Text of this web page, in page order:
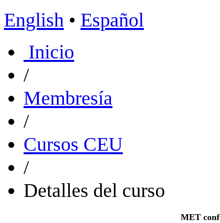
English • Español
Inicio
/
Membresía
/
Cursos CEU
/
Detalles del curso
MET